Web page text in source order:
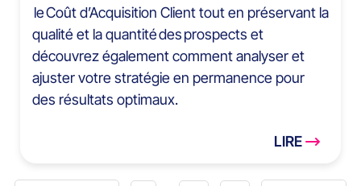
le Coût d’Acquisition Client tout en préservant la
qualité et la quantité des prospects et
découvrez également comment analyser et
ajuster votre stratégie en permanence pour
des résultats optimaux.
LIRE